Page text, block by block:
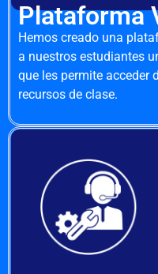
Plataforma
Hemos creado una
a nuestros estudiantes
que les permite acceder
recursos de clase.